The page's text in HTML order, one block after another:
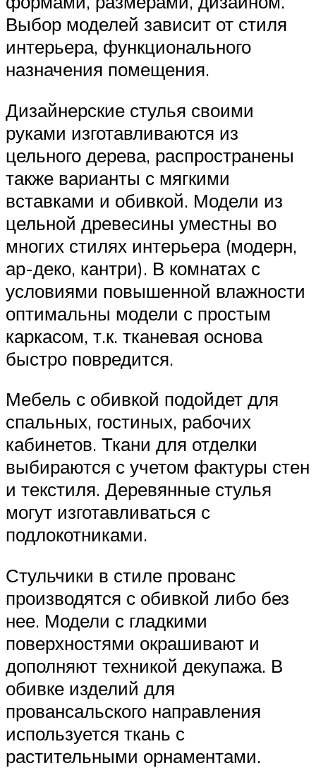
Выбор моделей зависит от стиля
интерьера, функционального
назначения помещения.
Дизайнерские стулья своими
руками изготавливаются из
цельного дерева, распространены
также варианты с мягкими
вставками и обивкой. Модели из
цельной древесины уместны во
многих стилях интерьера (модерн,
ар-деко, кантри). В комнатах с
условиями повышенной влажности
оптимальны модели с простым
каркасом, т.к. тканевая основа
быстро повредится.
Мебель с обивкой подойдет для
спальных, гостиных, рабочих
кабинетов. Ткани для отделки
выбираются с учетом фактуры стен
и текстиля. Деревянные стулья
могут изготавливаться с
подлокотниками.
Стульчики в стиле прованс
производятся с обивкой либо без
нее. Модели с гладкими
поверхностями окрашивают и
дополняют техникой декупажа. В
обивке изделий для
провансальского направления
используется ткань с
растительными орнаментами.